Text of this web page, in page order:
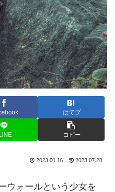
はてブ
LINE コピー
2023.01.16 2023.07.28
ウォールという少女を